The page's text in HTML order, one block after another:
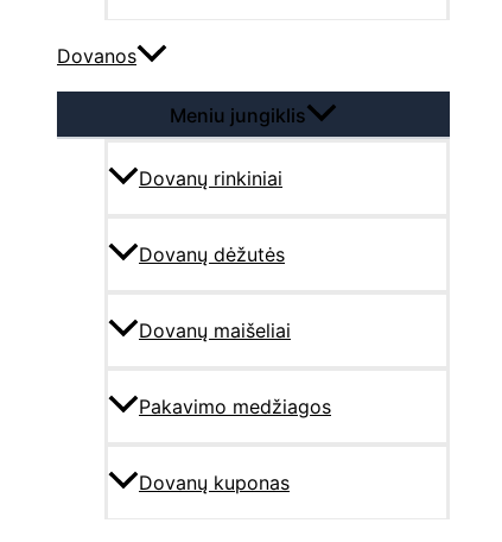
Dovanos
Meniu jungiklis
Dovanų rinkiniai
Dovanų dėžutės
Dovanų maišeliai
Pakavimo medžiagos
Dovanų kuponas